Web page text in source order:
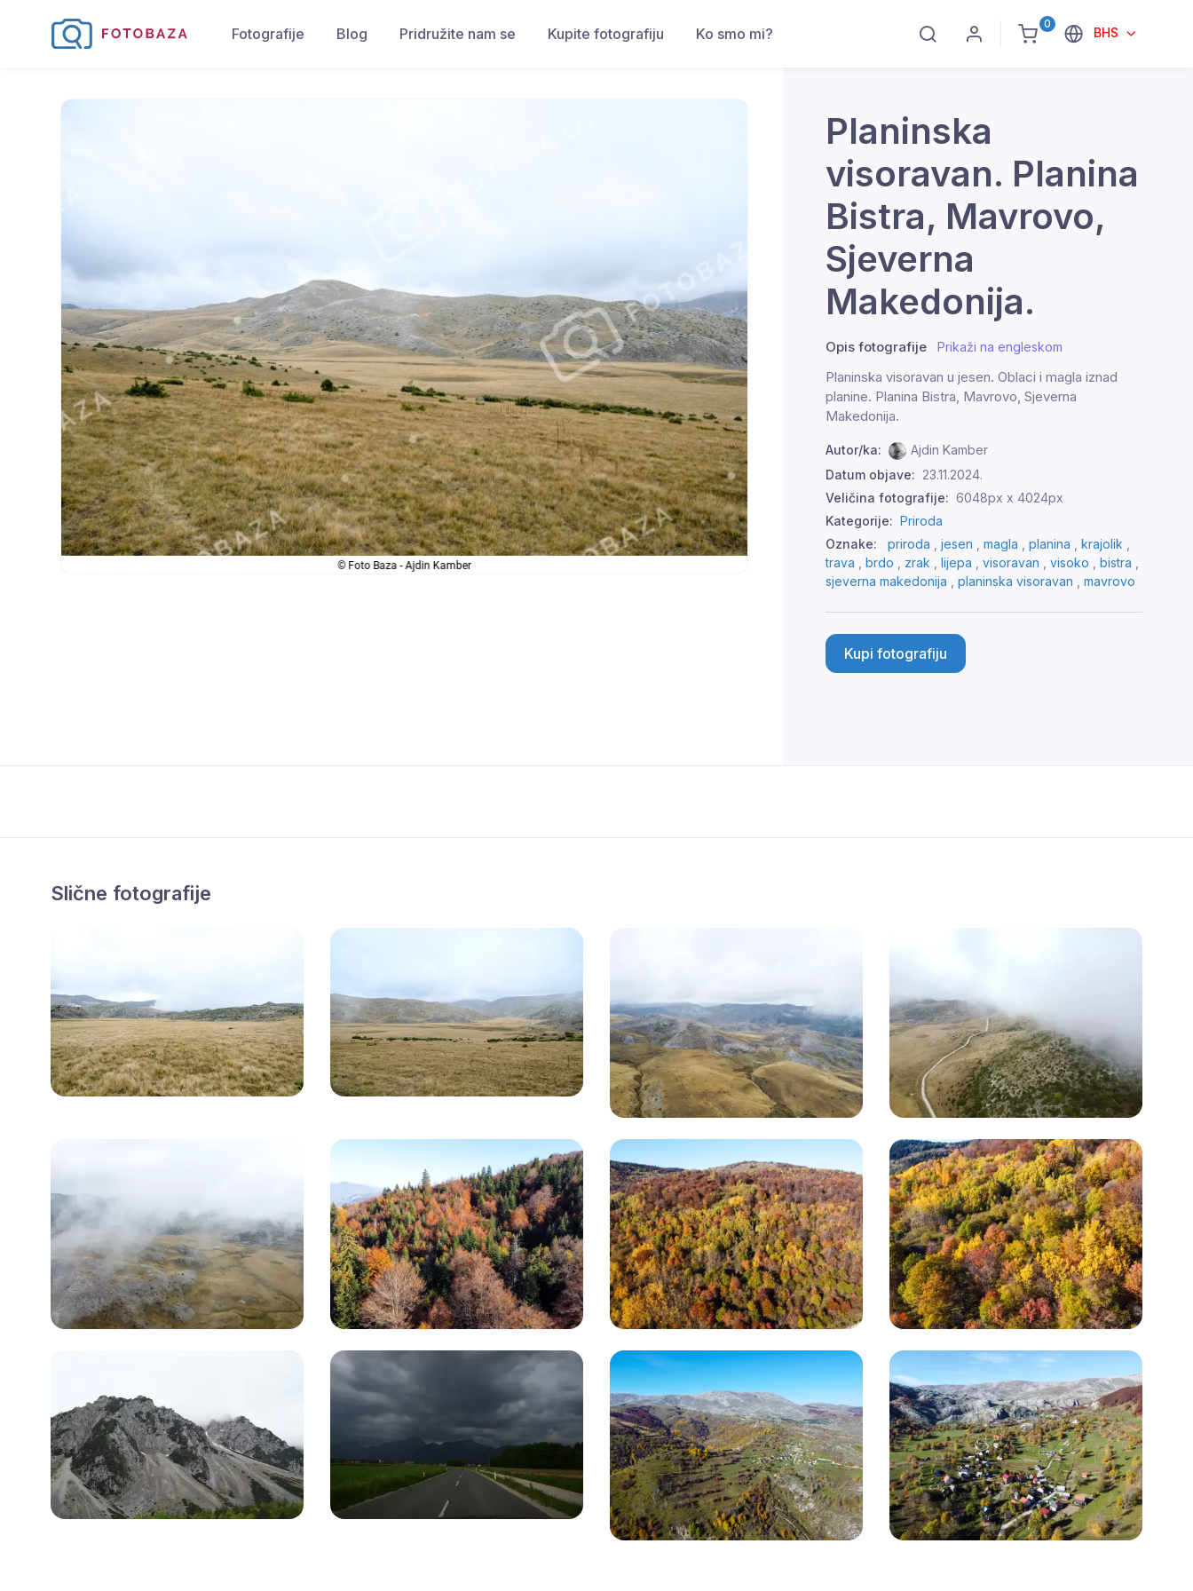
0
BHS
Fotografije Blog Pridružite nam se Kupite fotografiju Ko smo mi?
Planinska
visoravan. Planina
Bistra, Mavrovo,
Sjeverna
Makedonija.
Opis fotografije Prikaži na engleskom
Planinska visoravan u jesen. Oblaci i magla iznad
planine. Planina Bistra, Mavrovo, Sjeverna
Makedonija.
Autor/ka:
Ajdin Kamber
Datum objave: 23.11.2024.
Veličina fotografije: 6048px x 4024px
Kategorije: Priroda
Oznake:
priroda , jesen , magla , planina , krajolik ,
trava , brdo , zrak , lijepa , visoravan , visoko , bistra ,
sjeverna makedonija , planinska visoravan , mavrovo
Kupi fotografiju
Slične fotografije